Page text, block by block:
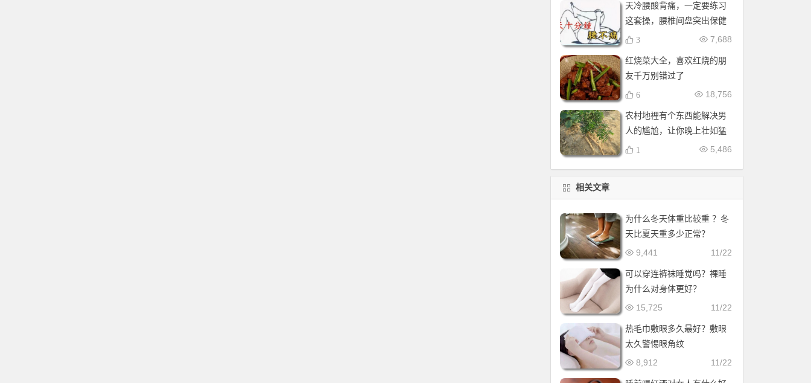
天冷腰酸背痛，一定要练习
这套操，腰椎间盘突出保健
操，全套收好！每天十分钟
7,688
3
红烧菜大全，喜欢红烧的朋
友千万别错过了
18,756
6
农村地裡有个东西能解决男
人的尴尬，让你晚上壮如猛
牛床受不了
5,486
1
相关文章
为什么冬天体重比较重 ？冬
天比夏天重多少正常？
11/22
9,441
可以穿连裤袜睡觉吗？裸睡
为什么对身体更好？
11/22
15,725
热毛巾敷眼多久最好？敷眼
太久警惕眼角纹
11/22
8,912